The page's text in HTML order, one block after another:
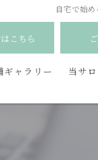
自宅で始
こちら
ギャラリー 当サ